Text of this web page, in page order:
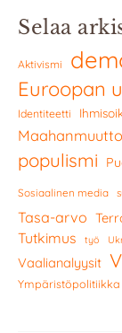
Selaa
Aktivismi
Euroopan
Identiteetti
Maahanmuutto
populismi
Sosiaalinen media
Tasa-arvo
Tutkimus työ
Vaalianalyysit
Ympäristöpolitiikka